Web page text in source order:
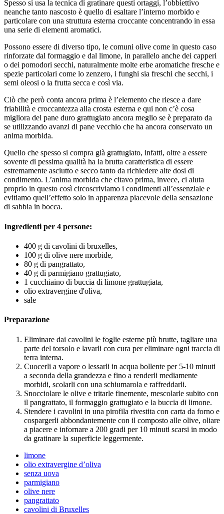
Spesso si usa la tecnica di gratinare questi ortaggi, l’obbiettivo
neanche tanto nascosto è quello di esaltare l’interno morbido e
particolare con una struttura esterna croccante concentrando in essa
una serie di elementi aromatici.
Possono essere di diverso tipo, le comuni olive come in questo caso
rinforzate dal formaggio e dal limone, in parallelo anche dei capperi
o dei pomodori secchi, naturalmente molte erbe aromatiche fresche e
spezie particolari come lo zenzero, i funghi sia freschi che secchi, i
semi oleosi o la frutta secca e così via.
Ciò che però conta ancora prima è l’elemento che riesce a dare
friabilità e croccantezza alla crosta esterna e qui non c’è cosa
migliora del pane duro grattugiato ancora meglio se è preparato da
se utilizzando avanzi di pane vecchio che ha ancora conservato un
anima morbida.
Quello che spesso si compra già grattugiato, infatti, oltre a essere
sovente di pessima qualità ha la brutta caratteristica di essere
estremamente asciutto e secco tanto da richiedere alte dosi di
condimento. L’anima morbida che citavo prima, invece, ci aiuta
proprio in questo così circoscriviamo i condimenti all’essenziale e
evitiamo quell’effetto solo in apparenza piacevole della sensazione
di sabbia in bocca.
Ingredienti per 4 persone:
400 g di cavolini di bruxelles,
100 g di olive nere morbide,
80 g di pangrattato,
40 g di parmigiano grattugiato,
1 cucchiaino di buccia di limone grattugiata,
olio extravergine d'oliva,
sale
Preparazione
Eliminare dai cavolini le foglie esterne più brutte, tagliare una
parte del torsolo e lavarli con cura per eliminare ogni traccia di
terra interna.
Cuocerli a vapore o lessarli in acqua bollente per 5-10 minuti
a seconda della grandezza e fino a renderli mediamente
morbidi, scolarli con una schiumarola e raffreddarli.
Snocciolare le olive e tritarle finemente, mescolarle subito con
il pangrattato, il formaggio grattugiato e la buccia di limone.
Stendere i cavolini in una pirofila rivestita con carta da forno e
cospargerli abbondantemente con il composto alle olive, oliare
a piacere e infornare a 200 gradi per 10 minuti scarsi in modo
da gratinare la superficie leggermente.
limone
olio extravergine d’oliva
senza uova
parmigiano
olive nere
pangrattato
cavolini di Bruxelles